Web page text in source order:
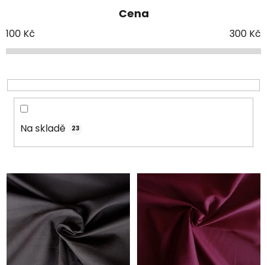
í
p
o
d
Cena
100 Kč 300 Kč
Na skladě 23
V
ý
i
s
p